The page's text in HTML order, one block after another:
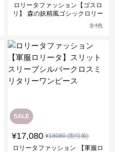
ロリータファッション【ゴスロ
リ】 森の妖精風ゴシックロリー
全4色
SALE
¥17,080 ¥18080(割引前)
ロリータファッション 【軍服ロ